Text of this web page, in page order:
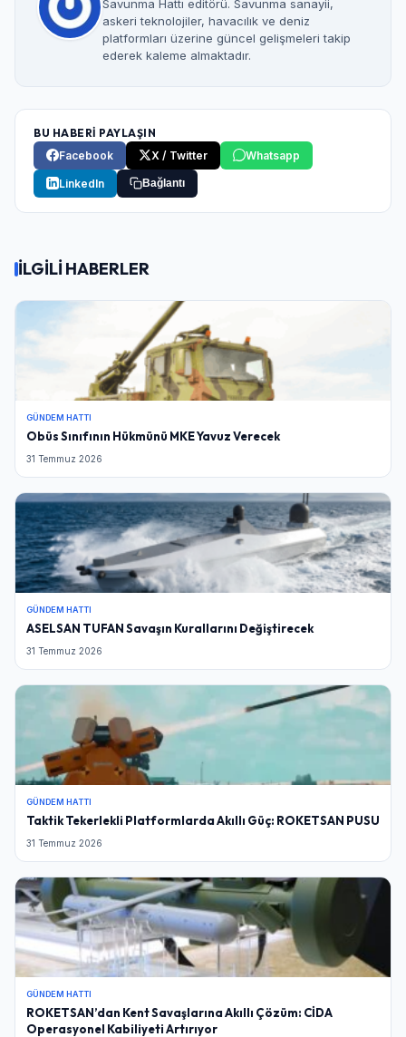
Savunma Hattı editörü. Savunma sanayii,
askeri teknolojiler, havacılık ve deniz
platformları üzerine güncel gelişmeleri takip
ederek kaleme almaktadır.
BU HABERİ PAYLAŞIN
Facebook
X / Twitter Whatsapp
LinkedIn Bağlantı
İLGİLİ HABERLER
GÜNDEM HATTI
Obüs Sınıfının Hükmünü MKE Yavuz Verecek
31 Temmuz 2026
GÜNDEM HATTI
ASELSAN TUFAN Savaşın Kurallarını Değiştirecek
31 Temmuz 2026
GÜNDEM HATTI
Taktik Tekerlekli Platformlarda Akıllı Güç: ROKETSAN PUSU
31 Temmuz 2026
GÜNDEM HATTI
ROKETSAN’dan Kent Savaşlarına Akıllı Çözüm: CİDA
Operasyonel Kabiliyeti Artırıyor